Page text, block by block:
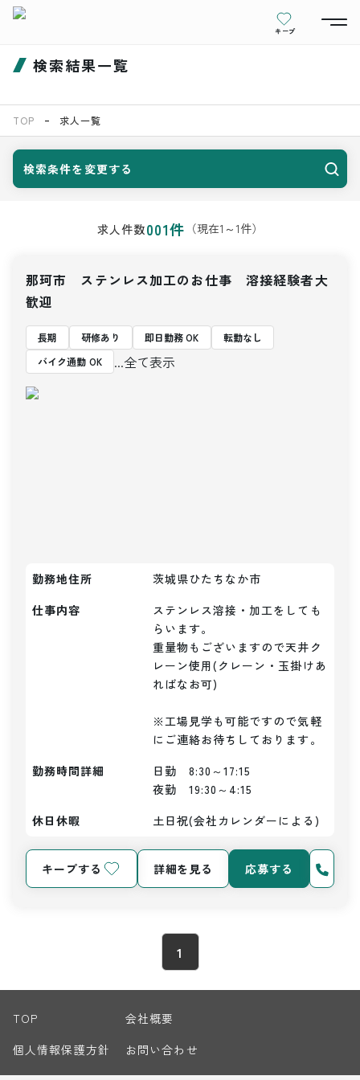
キープ
検索結果一覧
TOP 求人一覧
検索条件を変更する
求人件数001件 （現在1 ～1件）
那珂市 ステンレス加工のお仕事 溶接経験者大
歓迎
長期 研修あり 即日勤務 OK
転勤なし
バイク通勤 OK
...全て表示
勤務地住所
茨城県ひたちなか市
仕事内容
ステンレス溶接・加工をしても
らいます。
重量物もございますので天井ク
レーン使用(クレーン・玉掛けあ
ればなお可)
※工場見学も可能ですので気軽
にご連絡お待ちしております。
勤務時間詳細
日勤　8:30～17:15
夜勤　19:30～4:15
休日休暇
土日祝(会社カレンダーによる)
キープする 詳細を見る 応募する
1
TOP
会社概要
個人情報保護方針
お問い合わせ